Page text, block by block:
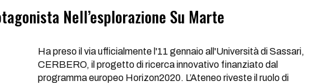
Nell’esplorazione Su Marte
Ha preso il via ufficialmente l'11 gennaio all'Università di Sassari,
CERBERO, il progetto di ricerca innovativo finanziato dal
programma europeo Horizon2020. L’Ateneo riveste il ruolo di